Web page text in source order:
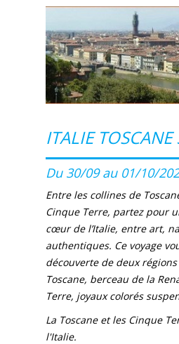
ITALIE TOSCANE
Du 30/09 au 01/10/
Entre les collines de
Cinque Terre, partez pour
cœur de l’Italie, entre art,
authentiques. Ce voyage
découverte de deux
Toscane, berceau de la
Terre, joyaux colorés
La Toscane et les Cinque
l'Italie.